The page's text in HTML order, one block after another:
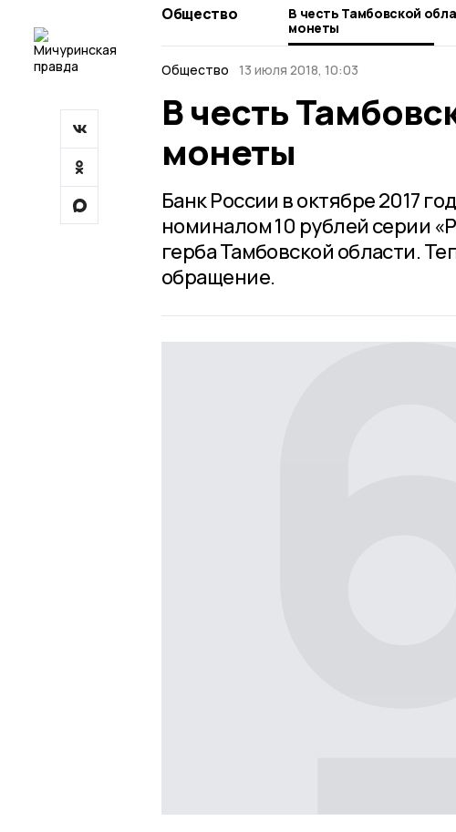
Общество
В честь Тамбовской
монеты
Общество 13 июля 2018, 10:03
В честь
монеты
Банк России в октябре 2017
номиналом 10 рублей серии
герба Тамбовской области.
обращение.